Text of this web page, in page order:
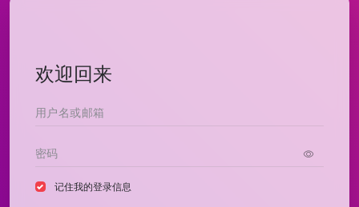
欢迎回来
记住我的登录信息